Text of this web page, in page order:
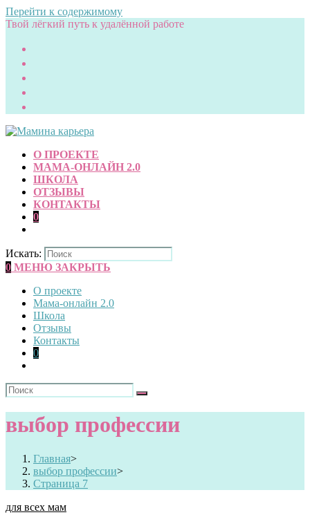
Перейти к содержимому
Твой лёгкий путь к удалённой работе
О ПРОЕКТЕ
МАМА-ОНЛАЙН 2.0
ШКОЛА
ОТЗЫВЫ
КОНТАКТЫ
0
Искать:
0 МЕНЮ ЗАКРЫТЬ
О проекте
Мама-онлайн 2.0
Школа
Отзывы
Контакты
0
выбор профессии
Главная>
выбор профессии>
Страница 7
для всех мам